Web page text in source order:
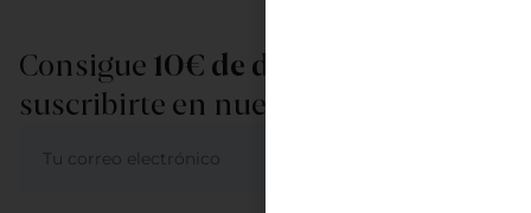
Consigue 10€ de descuento
suscribirte en nuestra newsletter